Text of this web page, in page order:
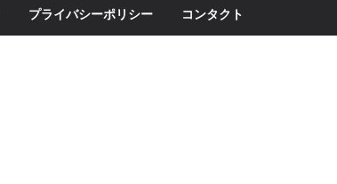
プライバシーポリシー コンタクト